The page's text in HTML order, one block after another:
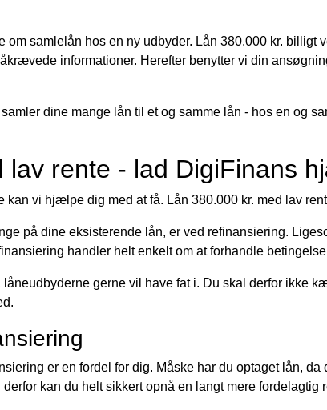
samlelån hos en ny udbyder. Lån 380.000 kr. billigt
informationer. Herefter benytter vi din
dine mange lån til et og samme lån - hos en og
lav rente - lad DigiFinans
kan vi hjælpe dig med at få. Lån 380.000 kr. med lav
på dine eksisterende lån, er ved refinansiering.
handler helt enkelt om at forhandle
gerne vil have fat i. Du skal derfor ikke
er en fordel for dig. Måske har du optaget lån, da
kan du helt sikkert opnå en langt mere fordelagtig